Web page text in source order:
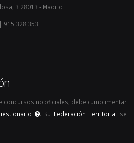
3 28013 - Madrid
915 328 353
concursos no oficiales, debe cumplimentar
. Su Federación Territorial se